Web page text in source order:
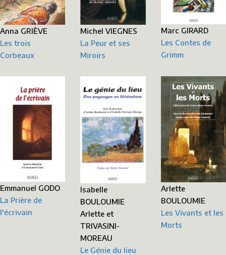
Anna GRIÈVE
Les trois
Corbeaux
Michel VIEGNES
La Peur et ses
Miroirs
Marc GIRARD
Les Contes de
Grimm
Emmanuel GODO
La Prière de
l'écrivain
Isabelle
BOULOUMIE
Arlette et
TRIVASINI-
MOREAU
Le Génie du lieu
Arlette
BOULOUMIE
Les Vivants et les
Morts